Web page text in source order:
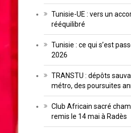
Tunisie-UE : vers un
rééquilibré
Tunisie : ce qui s’est
2026
TRANSTU : dépôts
métro, des poursuites
Club Africain sacré
remis le 14 mai à Radès